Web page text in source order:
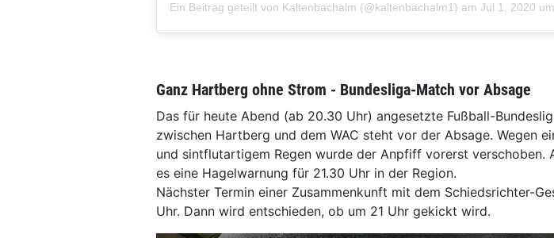
Ein Beitrag geteilt von Kaltenbachalm (@kaltenbachalm1) am Jul 1, 2020 um 8:24 PDT
Ganz Hartberg ohne Strom - Bundesliga-Match vor Absage
Das für heute Abend (ab 20.30 Uhr) angesetzte Fußball-
zwischen Hartberg und dem WAC steht vor der Absage. Wegen
und sintflutartigem Regen wurde der Anpfiff vorerst verschoben.
es eine Hagelwarnung für 21.30 Uhr in der Region.
Nächster Termin einer Zusammenkunft mit dem Schiedsrichter-
Uhr. Dann wird entschieden, ob um 21 Uhr gekickt wird.